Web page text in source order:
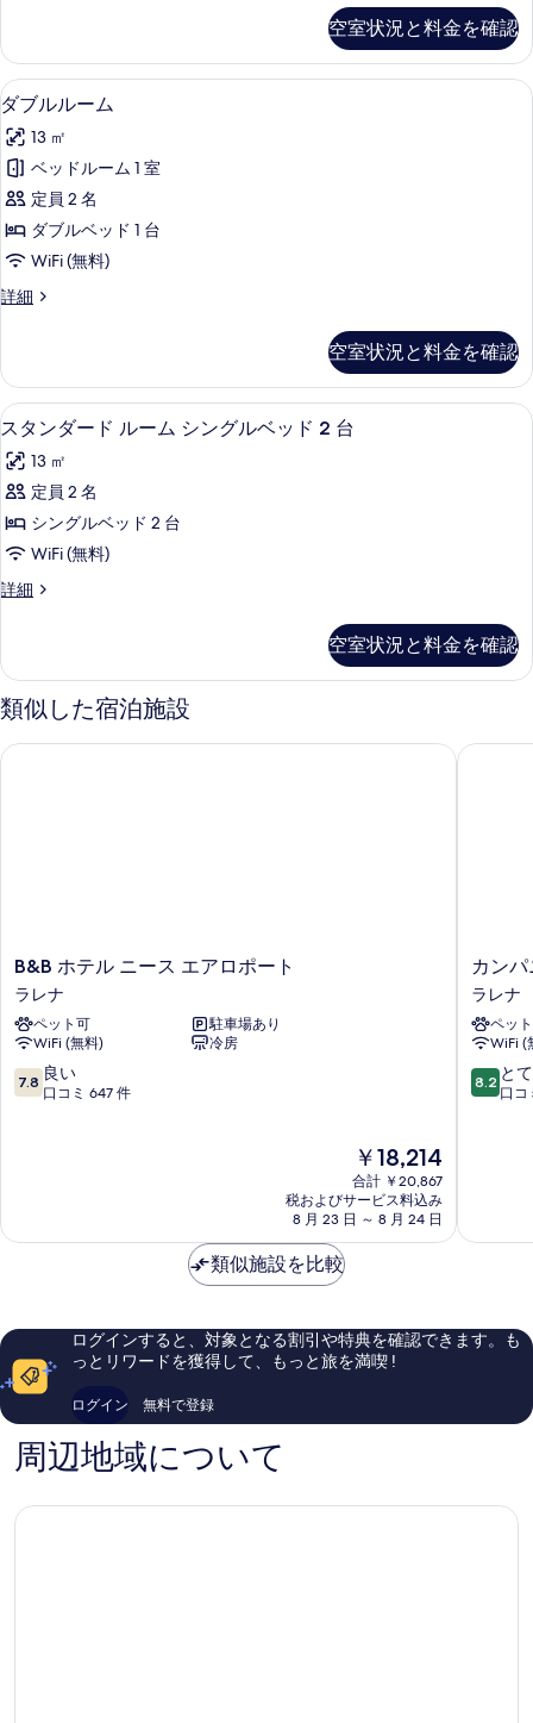
ダ
ブ
ル
ベ
ッ
ド
1
台
の
て
の
写
真
を
表
示
す
ー
ド
ル
ー
ム
ダ
ブ
ル
ベ
ッ
ド
1
細
空室状況と料金を確認
ダ
ブ
ル
ル
ー
ム
す
て
の
写
真
を
表
示
す
ダブルルーム | デスク、遮光カーテ
10
ダブルルーム
13 ㎡
ベッドルーム 1 室
定員 2 名
ダブルベッド 1 台
WiFi (無料)
詳細
ダ
ー
ム
の
細
空室状況と料金を確認
ス
タ
ン
ダ
ー
ル
ム
シ
ン
グ
の
す
べ
て
の
示
スタンダード ルーム シングルベッ
6
スタンダード ルーム シングルベッド 2 台
13 ㎡
定員 2 名
シングルベッド 2 台
WiFi (無料)
詳細
ス
ー
ド
ル
ム
細
空室状況と料金を確認
類似した宿泊施設
B&B
ホ
テ
ル
ニ
ー
ス
ラ
B&B ホテル ニース エアロポート
ラレナ
ペット可
駐車場あり
WiFi (無料)
冷房
10
段
コ
件
口
コ
7.8 良い
口コミ 647 件
現
在
の
料
金
￥18,214
合計 ￥20,867
税およびサービス料込み
8 月 23 日 ～ 8 月 24 日
B&B ホテル ニース エアロポート
カ
ン
パ
ニ
ー
ル
プ
ス
ー
ト
カン
ラレナ
ペッ
WiFi (
10
段
良
ミ
284
8.2 と
口コ
カンパ
類似施設を比較
ログインすると、対象となる割引や特典を確認できます。も
っとリワードを獲得して、もっと旅を満喫 !
ログイン 無料で登録
周辺地域について